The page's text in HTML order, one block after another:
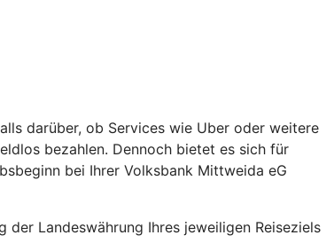
darüber, ob Services wie Uber oder weitere
bezahlen. Dennoch bietet es sich für
bei Ihrer Volksbank Mittweida eG
Landeswährung Ihres jeweiligen Reiseziels